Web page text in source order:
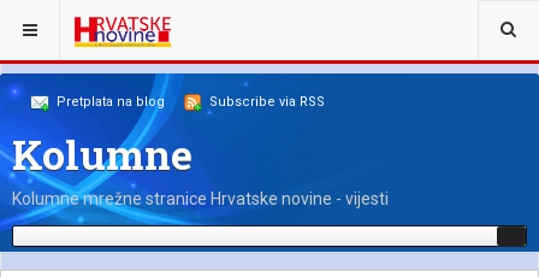
NALAZITE SE OVDJE:
Pretplata na blog Subscribe via RSS
Kolumne
Kolumne mrežne stranice Hrvatske novine - vijesti